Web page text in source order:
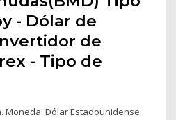
- Dólar de
de
- Tipo de
Moneda. Dólar Estadounidense.